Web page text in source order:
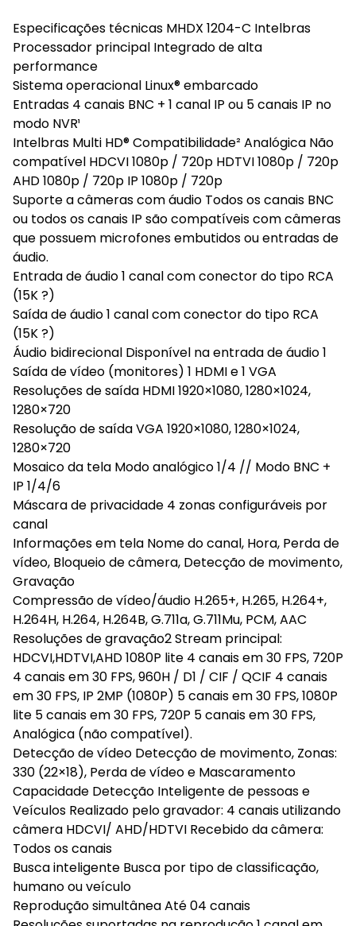
Especificações técnicas MHDX 1204-C Intelbras
Processador principal Integrado de alta
performance
Sistema operacional Linux® embarcado
Entradas 4 canais BNC + 1 canal IP ou 5 canais IP no
modo NVR¹
Intelbras Multi HD® Compatibilidade² Analógica Não
compatível HDCVI 1080p / 720p HDTVI 1080p / 720p
AHD 1080p / 720p IP 1080p / 720p
Suporte a câmeras com áudio Todos os canais BNC
ou todos os canais IP são compatíveis com câmeras
que possuem microfones embutidos ou entradas de
áudio.
Entrada de áudio 1 canal com conector do tipo RCA
(15K ?)
Saída de áudio 1 canal com conector do tipo RCA
(15K ?)
Áudio bidirecional Disponível na entrada de áudio 1
Saída de vídeo (monitores) 1 HDMI e 1 VGA
Resoluções de saída HDMI 1920×1080, 1280×1024,
1280×720
Resolução de saída VGA 1920×1080, 1280×1024,
1280×720
Mosaico da tela Modo analógico 1/4 // Modo BNC +
IP 1/4/6
Máscara de privacidade 4 zonas configuráveis por
canal
Informações em tela Nome do canal, Hora, Perda de
vídeo, Bloqueio de câmera, Detecção de movimento,
Gravação
Compressão de vídeo/áudio H.265+, H.265, H.264+,
H.264H, H.264, H.264B, G.711a, G.711Mu, PCM, AAC
Resoluções de gravação2 Stream principal:
HDCVI,HDTVI,AHD 1080P lite 4 canais em 30 FPS, 720P
4 canais em 30 FPS, 960H / D1 / CIF / QCIF 4 canais
em 30 FPS, IP 2MP (1080P) 5 canais em 30 FPS, 1080P
lite 5 canais em 30 FPS, 720P 5 canais em 30 FPS,
Analógica (não compatível).
Detecção de vídeo Detecção de movimento, Zonas:
330 (22×18), Perda de vídeo e Mascaramento
Capacidade Detecção Inteligente de pessoas e
Veículos Realizado pelo gravador: 4 canais utilizando
câmera HDCVI/ AHD/HDTVI Recebido da câmera:
Todos os canais
Busca inteligente Busca por tipo de classificação,
humano ou veículo
Reprodução simultânea Até 04 canais